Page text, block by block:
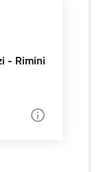
- Rimini